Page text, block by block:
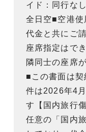
イド：同行な
全日空■空港使
代金と共にご
座席指定はで
隣同士の座席
■この書面は契
件は2026年4
す【国内旅行
任意の「国内